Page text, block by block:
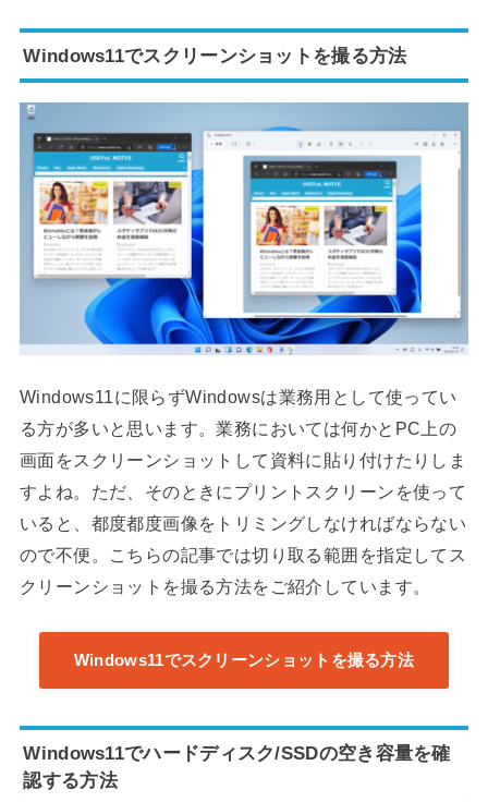
Windows11でスクリーンショットを撮る方法
Windows11に限らずWindowsは業務用として使ってい
る方が多いと思います。業務においては何かとPC上の
画面をスクリーンショットして資料に貼り付けたりしま
すよね。ただ、そのときにプリントスクリーンを使って
いると、都度都度画像をトリミングしなければならない
ので不便。こちらの記事では切り取る範囲を指定してス
クリーンショットを撮る方法をご紹介しています。
Windows11でスクリーンショットを撮る方法
Windows11でハードディスク/SSDの空き容量を確
認する方法